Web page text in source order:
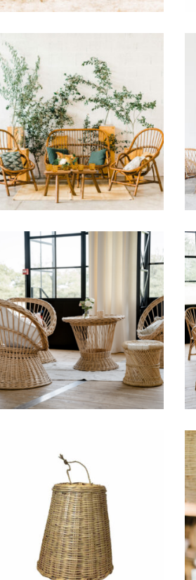
Salon Rotin » Saya » –
Bois Marron
97,00€
Salon rotin Marceau
97,00€
Suspension Rectangle
Rotin « Raya »
4,80€